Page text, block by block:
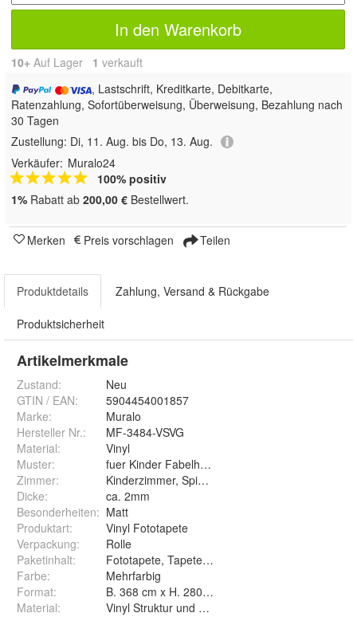
In den Warenkorb
10+ Auf Lager 1 verkauft
, Lastschrift, Kreditkarte, Debitkarte,
Ratenzahlung, Sofortüberweisung, Überweisung, Bezahlung nach
30 Tagen
Zustellung: Di, 11. Aug. bis Do, 13. Aug.
Verkäufer: Muralo24
100% positiv
1% Rabatt ab 200,00 € Bestellwert.
Merken Preis vorschlagen Teilen
Produktdetails Zahlung, Versand & Rückgabe
Produktsicherheit
Artikelmerkmale
Zustand:
Neu
GTIN / EAN:
5904454001857
Marke:
Muralo
Hersteller Nr.:
MF-3484-VSVG
Material:
Vinyl
Muster:
fuer Kinder Fabelhafter Traktor 3D
Zimmer:
Kinderzimmer, Spielzimmer, Kinderstube
Dicke:
ca. 2mm
Besonderheiten: Matt
Produktart:
Vinyl Fototapete
Verpackung:
Rolle
Paketinhalt:
Fototapete, Tapetenkleister, Montageanleitung
Farbe:
Mehrfarbig
Format:
B. 368 cm x H. 280 cm, B. 90 cm x H. 60 cm, B.
Material: Vinyl Struktur und Vinyl Glatt